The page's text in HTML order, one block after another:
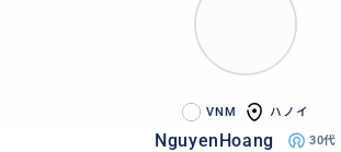
VNM ハノイ
NguyenHoang 30代